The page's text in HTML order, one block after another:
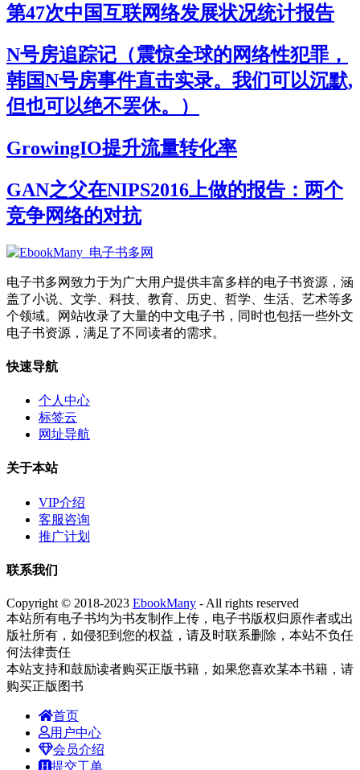
第47次中国互联网络发展状况统计报告
N号房追踪记（震惊全球的网络性犯罪，
韩国N号房事件直击实录。我们可以沉默,
但也可以绝不罢休。）
GrowingIO提升流量转化率
GAN之父在NIPS2016上做的报告：两个
竞争网络的对抗
电子书多网致力于为广大用户提供丰富多样的电子书资源，涵
盖了小说、文学、科技、教育、历史、哲学、生活、艺术等多
个领域。网站收录了大量的中文电子书，同时也包括一些外文
电子书资源，满足了不同读者的需求。
快速导航
个人中心
标签云
网址导航
关于本站
VIP介绍
客服咨询
推广计划
联系我们
Copyright © 2018-2023 EbookMany - All rights reserved
本站所有电子书均为书友制作上传，电子书版权归原作者或出
版社所有，如侵犯到您的权益，请及时联系删除，本站不负任
何法律责任
本站支持和鼓励读者购买正版书籍，如果您喜欢某本书籍，请
购买正版图书
首页
用户中心
会员介绍
提交工单